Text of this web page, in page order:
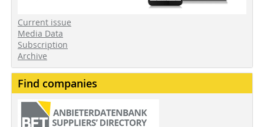
Current issue
Media Data
Subscription
Archive
Find companies